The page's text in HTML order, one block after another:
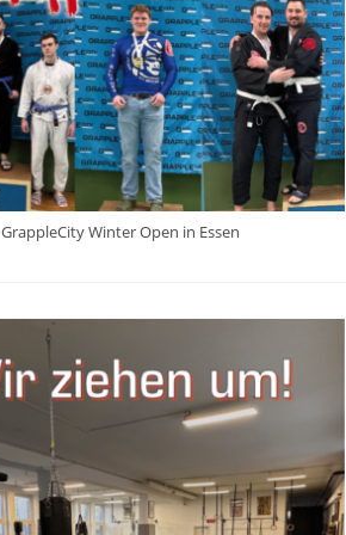
GrappleCity Winter Open in Essen